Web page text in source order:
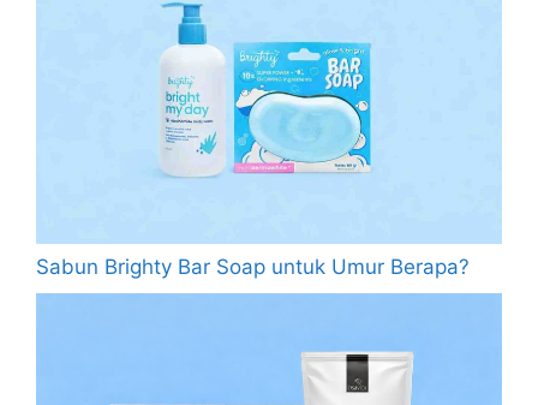
Sabun Brighty Bar Soap untuk Umur Berapa?